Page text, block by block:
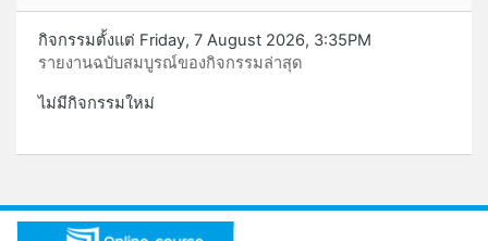
กิจกรรมตั้งแต่ Friday, 7 August 2026, 3:35PM
รายงานฉบับสมบูรณ์ของกิจกรรมล่าสุด
ไม่มีกิจกรรมใหม่